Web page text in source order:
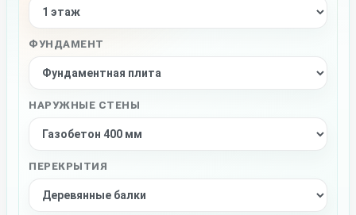
ФУНДАМЕНТ
НАРУЖНЫЕ СТЕНЫ
ПЕРЕКРЫТИЯ